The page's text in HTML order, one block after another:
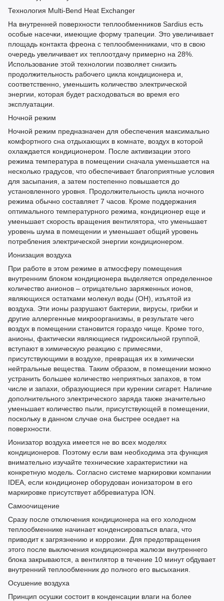
Технология Multi-Bend Heat Exchanger
На внутренней поверхности теплообменников Sardius есть
особые насечки, имеющие форму трапеции. Это увеличивает
площадь контакта фреона с теплообменниками, что в свою
очередь увеличивает их теплоотдачу примерно на 28%.
Использование этой технологии позволяет снизить
продолжительность рабочего цикла кондиционера и,
соответственно, уменьшить количество электрической
энергии, которая будет расходоваться во время его
эксплуатации.
Ночной режим
Ночной режим предназначен для обеспечения максимально
комфортного сна отдыхающих в комнате, воздух в которой
охлаждается кондиционером. После активизации этого
режима температура в помещении сначала уменьшается на
несколько градусов, что обеспечивает благоприятные условия
для засыпания, а затем постепенно повышается до
установленного уровня. Продолжительность цикла ночного
режима обычно составляет 7 часов. Кроме поддержания
оптимального температурного режима, кондиционер еще и
уменьшает скорость вращения вентилятора, что уменьшает
уровень шума в помещении и уменьшает общий уровень
потребления электрической энергии кондиционером.
Ионизация воздуха
При работе в этом режиме в атмосферу помещения
внутренним блоком кондиционера выделяется определенное
количество анионов – отрицательно заряженных ионов,
являющихся остатками молекул воды (ОН), изъятой из
воздуха. Эти ионы разрушают бактерии, вирусы, грибки и
другие аллергенные микроорганизмы, в результате чего
воздух в помещении становится гораздо чище. Кроме того,
анионы, фактически являющиеся гидроксильной группой,
вступают в химическую реакцию с примесями,
присутствующими в воздухе, превращая их в химически
нейтральные вещества. Таким образом, в помещении можно
устранить большее количество неприятных запахов, в том
числе и запахи, образующиеся при курении сигарет. Наличие
дополнительного электрического заряда также значительно
уменьшает количество пыли, присутствующей в помещении,
поскольку в данном случае она быстрее оседает на
поверхности.
Ионизатор воздуха имеется не во всех моделях
кондиционеров. Поэтому если вам необходима эта функция
внимательно изучайте технические характеристики на
конкретную модель. Согласно системе маркировки компании
IDEA, если кондиционер оборудован ионизатором в его
маркировке присутствует аббревиатура ION.
Самоочищение
Сразу после отключения кондиционера на его холодном
теплообменнике начинает конденсироваться влага, что
приводит к загрязнению и коррозии. Для предотвращения
этого после выключения кондиционера жалюзи внутреннего
блока закрываются, а вентилятор в течение 10 минут обдувает
внутренний теплообменник до полного его высыхания.
Осушение воздуха
Принцип осушки состоит в конденсации влаги на более